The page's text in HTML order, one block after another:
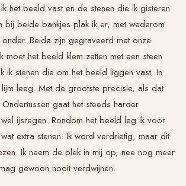
het beeld vast en de stenen die ik gisteren
bij beide bankjes plak ik er, met wederom
Beide zijn gegraveerd met onze
moet het beeld klem zetten met een steen
ik stenen die om het beeld liggen vast. In
leeg. Met de grootste precisie, als dat
gaat het steeds harder
wel ijsregen. Rondom het beeld leg ik voor
extra stenen. Ik word verdrietig, maar dit
Ik neem de plek in mij op, nee nog meer
gewoon nooit verdwijnen.